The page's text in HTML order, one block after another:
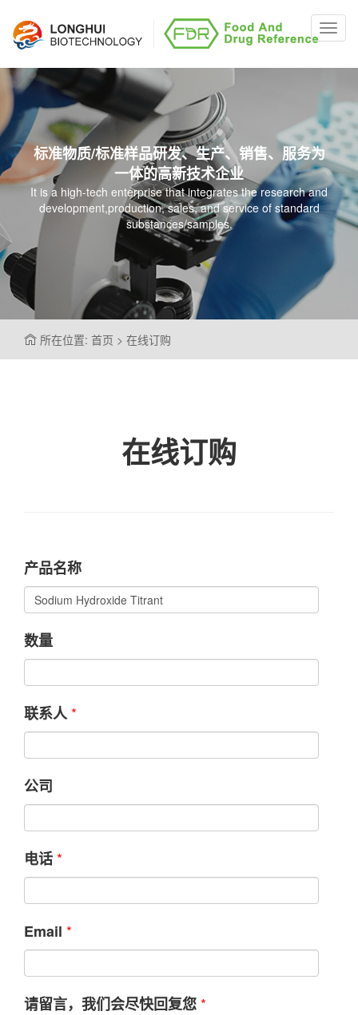
标准物质/标准样品研发、生产、销售、服务为
一体的高新技术企业
It is a high-tech enterprise that integrates the research and
development,production, sales, and service of standard
substances/samples.
所在位置: 首页 > 在线订购
在线订购
产品名称
数量
联系人 *
公司
电话 *
Email *
请留言，我们会尽快回复您 *